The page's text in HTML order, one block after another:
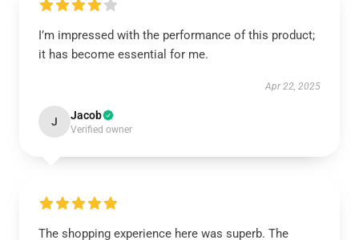
I’m impressed with the performance of this product;
it has become essential for me.
Apr 22, 2025
J Jacob
Verified owner
The shopping experience here was superb. The